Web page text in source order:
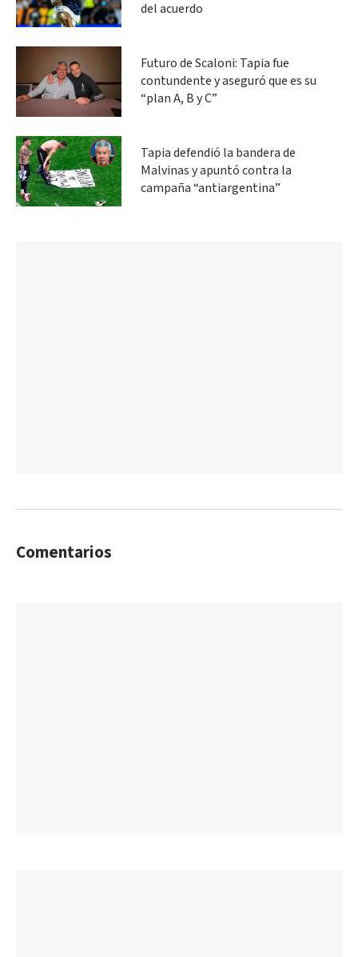
del acuerdo
Futuro de Scaloni: Tapia fue
contundente y aseguró que es su
“plan A, B y C”
Tapia defendió la bandera de
Malvinas y apuntó contra la
campaña “antiargentina”
Comentarios